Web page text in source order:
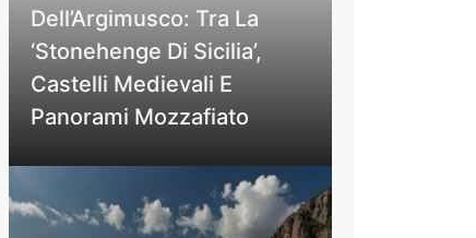
Dell’Argimusco: Tra La
‘Stonehenge Di Sicilia’,
Castelli Medievali E
Panorami Mozzafiato